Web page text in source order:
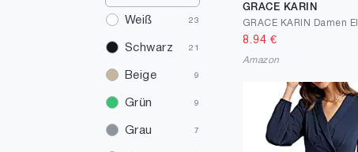
Weiß 23
Schwarz 21
Beige 9
Grün 9
Grau 7
GRACE KARIN
8.94 €
Amazon